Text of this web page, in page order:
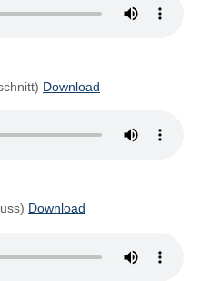
Download
Download